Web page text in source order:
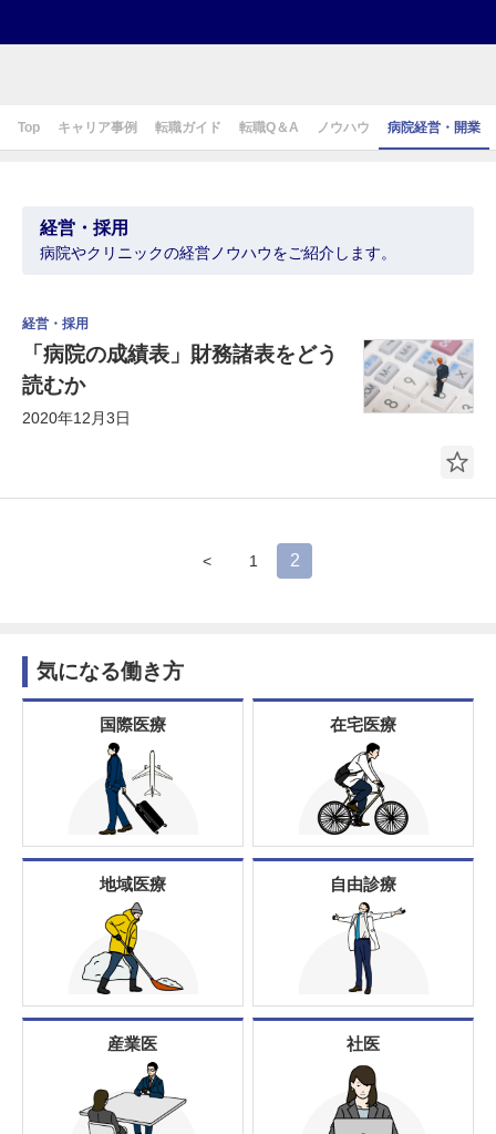
Top キャリア事例 転職ガイド 転職Q＆A ノウハウ 病院経営・開業
経営・採用
病院やクリニックの経営ノウハウをご紹介します。
経営・採用
「病院の成績表」財務諸表をどう
読むか
2020年12月3日
< 1 2
気になる働き方
国際医療 在宅医療
地域医療 自由診療
産業医 社医